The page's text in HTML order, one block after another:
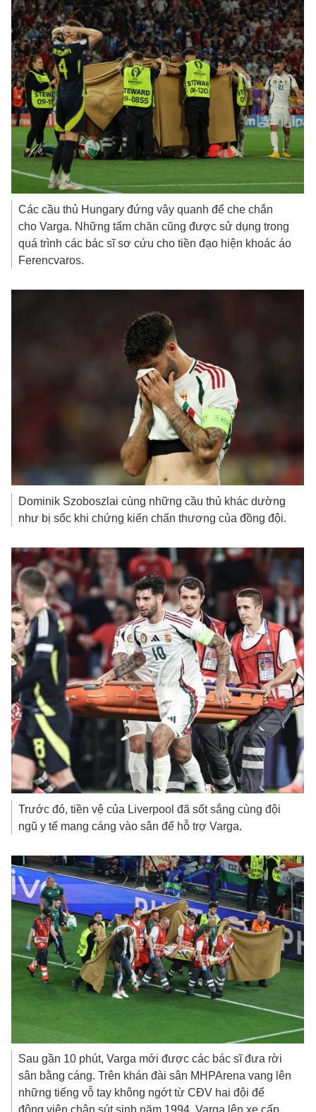
Các cầu thủ Hungary đứng vây quanh để che chắn
cho Varga. Những tấm chăn cũng được sử dụng trong
quá trình các bác sĩ sơ cứu cho tiền đạo hiện khoác áo
Ferencvaros.
Dominik Szoboszlai cùng những cầu thủ khác dường
như bị sốc khi chứng kiến chấn thương của đồng đội.
Trước đó, tiền vệ của Liverpool đã sốt sắng cùng đội
ngũ y tế mang cáng vào sân để hỗ trợ Varga.
Sau gần 10 phút, Varga mới được các bác sĩ đưa rời
sân bằng cáng. Trên khán đài sân MHPArena vang lên
những tiếng vỗ tay không ngớt từ CĐV hai đội để
động viên chân sút sinh năm 1994. Varga lên xe cấp